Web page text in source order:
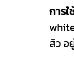
การใ
สิว อ